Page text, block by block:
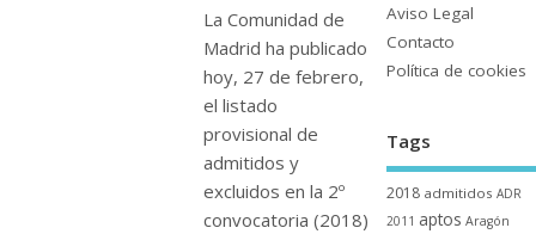
La Comunidad de
Madrid ha publicado
hoy, 27 de febrero,
el listado
provisional de
admitidos y
excluidos en la 2º
convocatoria (2018)
Aviso Legal
Contacto
Polí­tica de cookies
Tags
2018 admitidos ADR
2011 aptos Aragón